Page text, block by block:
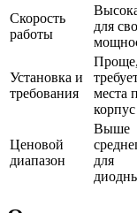
Скорость
работы
для
Установка и
требования
места
корпус
Ценовой
диапазон
Выше
для